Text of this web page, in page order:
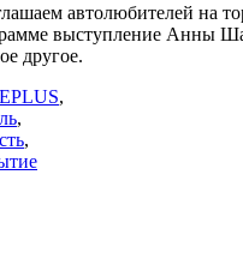
автолюбителей на
выступление Анны
другое.
,
,
,